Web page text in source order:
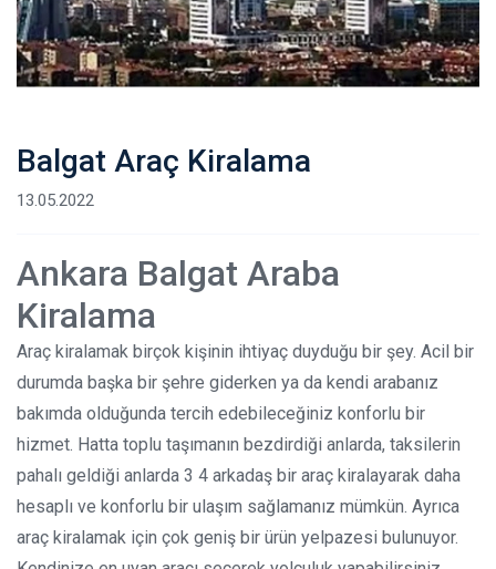
Balgat Araç Kiralama
13.05.2022
Ankara Balgat Araba
Kiralama
Araç kiralamak birçok kişinin ihtiyaç duyduğu bir şey. Acil bir
durumda başka bir şehre giderken ya da kendi arabanız
bakımda olduğunda tercih edebileceğiniz konforlu bir
hizmet. Hatta toplu taşımanın bezdirdiği anlarda, taksilerin
pahalı geldiği anlarda 3 4 arkadaş bir araç kiralayarak daha
hesaplı ve konforlu bir ulaşım sağlamanız mümkün. Ayrıca
araç kiralamak için çok geniş bir ürün yelpazesi bulunuyor.